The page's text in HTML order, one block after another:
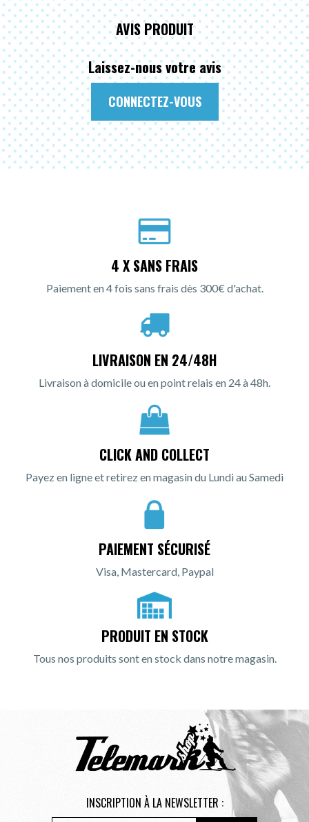
AVIS PRODUIT
Laissez-nous votre avis
CONNECTEZ-VOUS
4 X SANS FRAIS
Paiement en 4 fois sans frais dès 300€ d'achat.
LIVRAISON EN 24/48H
Livraison à domicile ou en point relais en 24 à 48h.
CLICK AND COLLECT
Payez en ligne et retirez en magasin du Lundi au Samedi
PAIEMENT SÉCURISÉ
Visa, Mastercard, Paypal
PRODUIT EN STOCK
Tous nos produits sont en stock dans notre magasin.
INSCRIPTION À LA NEWSLETTER :